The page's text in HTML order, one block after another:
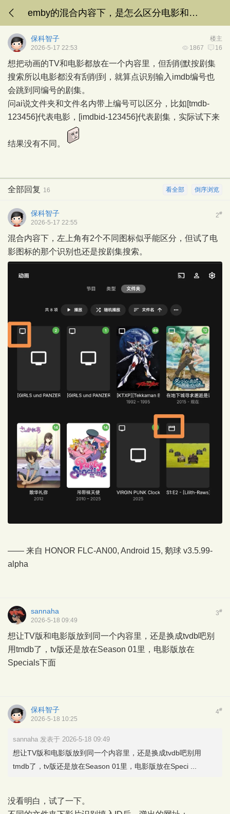
emby的混合内容下，是怎么区分电影和剧集的？
楼主
保科智子
1867 16
2026-5-17 22:53
想把动画的TV和电影都放在一个内容里，但刮削默按剧集
搜索所以电影都没有刮削到，就算点识别输入imdb编号也
会跳到同编号的剧集。
问ai说文件夹和文件名内带上编号可以区分，比如[tmdb-
123456]代表电影，[imdbid-123456]代表剧集，实际试下来
结果没有不同。
倒序浏览
看全部
全部回复 16
2#
保科智子
2026-5-17 22:55
混合内容下，左上角有2个不同图标似乎能区分，但试了电
影图标的那个识别也还是按剧集搜索。
—— 来自 HONOR FLC-AN00, Android 15, 鹅球 v3.5.99-
alpha
3#
sannaha
2026-5-18 09:49
想让TV版和电影版放到同一个内容里，还是换成tvdb吧别
用tmdb了，tv版还是放在Season 01里，电影版放在
Specials下面
4#
保科智子
2026-5-18 10:25
sannaha 发表于 2026-5-18 09:49
想让TV版和电影版放到同一个内容里，还是换成tvdb吧别用
tmdb了，tv版还是放在Season 01里，电影版放在Speci ...
没看明白，试了一下。